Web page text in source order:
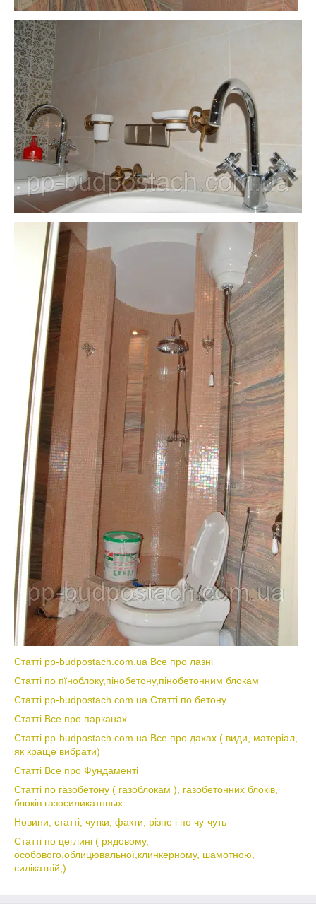
Статті pp-budpostach.com.ua Все про лазні
Статті по пїноблоку,пінобетону,пінобетонним блокам
Статті pp-budpostach.com.ua Статті по бетону
Статті Все про парканах
Статті pp-budpostach.com.ua Все про дахах ( види, матеріал,
як краще вибрати)
Статті Все про Фундаменті
Статті по газобетону ( газоблокам ), газобетонних блоків,
блоків газосиликатнных
Новини, статті, чутки, факти, різне і по чу-чуть
Статті по цеглині ( рядовому,
особового,облицювальної,клинкерному, шамотною,
силікатній,)